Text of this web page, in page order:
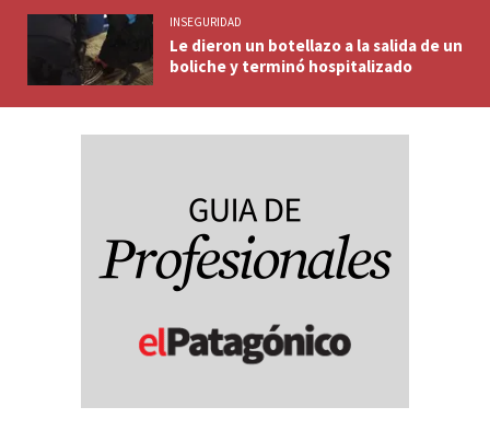
INSEGURIDAD
Le dieron un botellazo a la salida de un
boliche y terminó hospitalizado